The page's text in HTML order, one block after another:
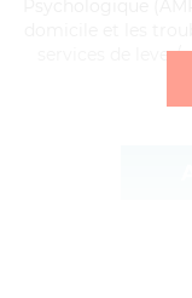
services de